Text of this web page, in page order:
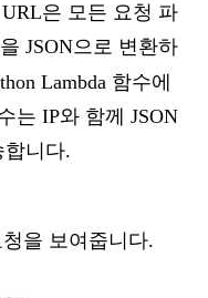
은 모든 요청 파
JSON으로 변환하
Lambda 함수에
는 IP와 함께 JSON
니다.
을 보여줍니다.